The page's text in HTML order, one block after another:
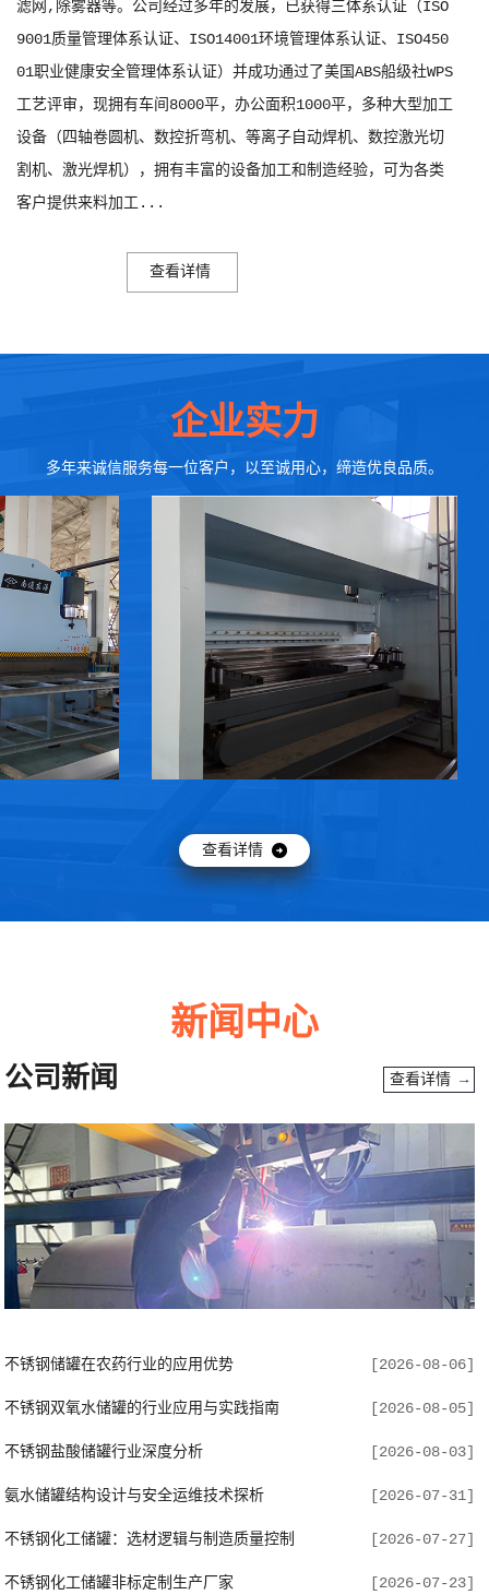
滤网,除雾器等。公司经过多年的发展，已获得三体系认证（ISO
9001质量管理体系认证、ISO14001环境管理体系认证、ISO450
01职业健康安全管理体系认证）并成功通过了美国ABS船级社WPS
工艺评审，现拥有车间8000平，办公面积1000平，多种大型加工
设备（四轴卷圆机、数控折弯机、等离子自动焊机、数控激光切
割机、激光焊机），拥有丰富的设备加工和制造经验，可为各类
客户提供来料加工...
查看详情
企业实力
多年来诚信服务每一位客户，以至诚用心，缔造优良品质。
查看详情
新闻中心
查看详情 →
公司新闻
不锈钢储罐在农药行业的应用优势 [2026-08-06]
不锈钢双氧水储罐的行业应用与实践指南 [2026-08-05]
不锈钢盐酸储罐行业深度分析 [2026-08-03]
氨水储罐结构设计与安全运维技术探析 [2026-07-31]
不锈钢化工储罐：选材逻辑与制造质量控制 [2026-07-27]
不锈钢化工储罐非标定制生产厂家 [2026-07-23]